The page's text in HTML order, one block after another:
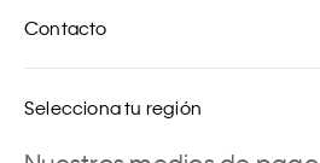
Contacto
Selecciona tu región